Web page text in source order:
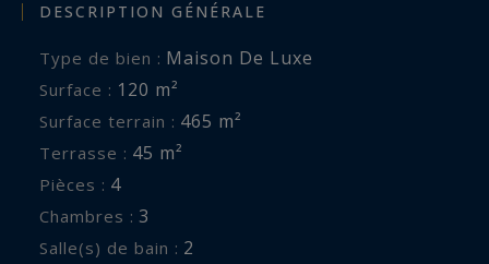
DESCRIPTION GÉNÉRALE
Type de bien : Maison De Luxe
Surface : 120 m²
Surface terrain : 465 m²
Terrasse : 45 m²
Pièces : 4
Chambres : 3
Salle(s) de bain : 2